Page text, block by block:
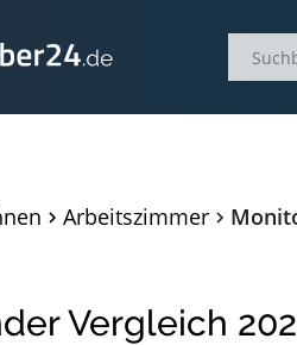
Arbeitszimmer
Vergleich